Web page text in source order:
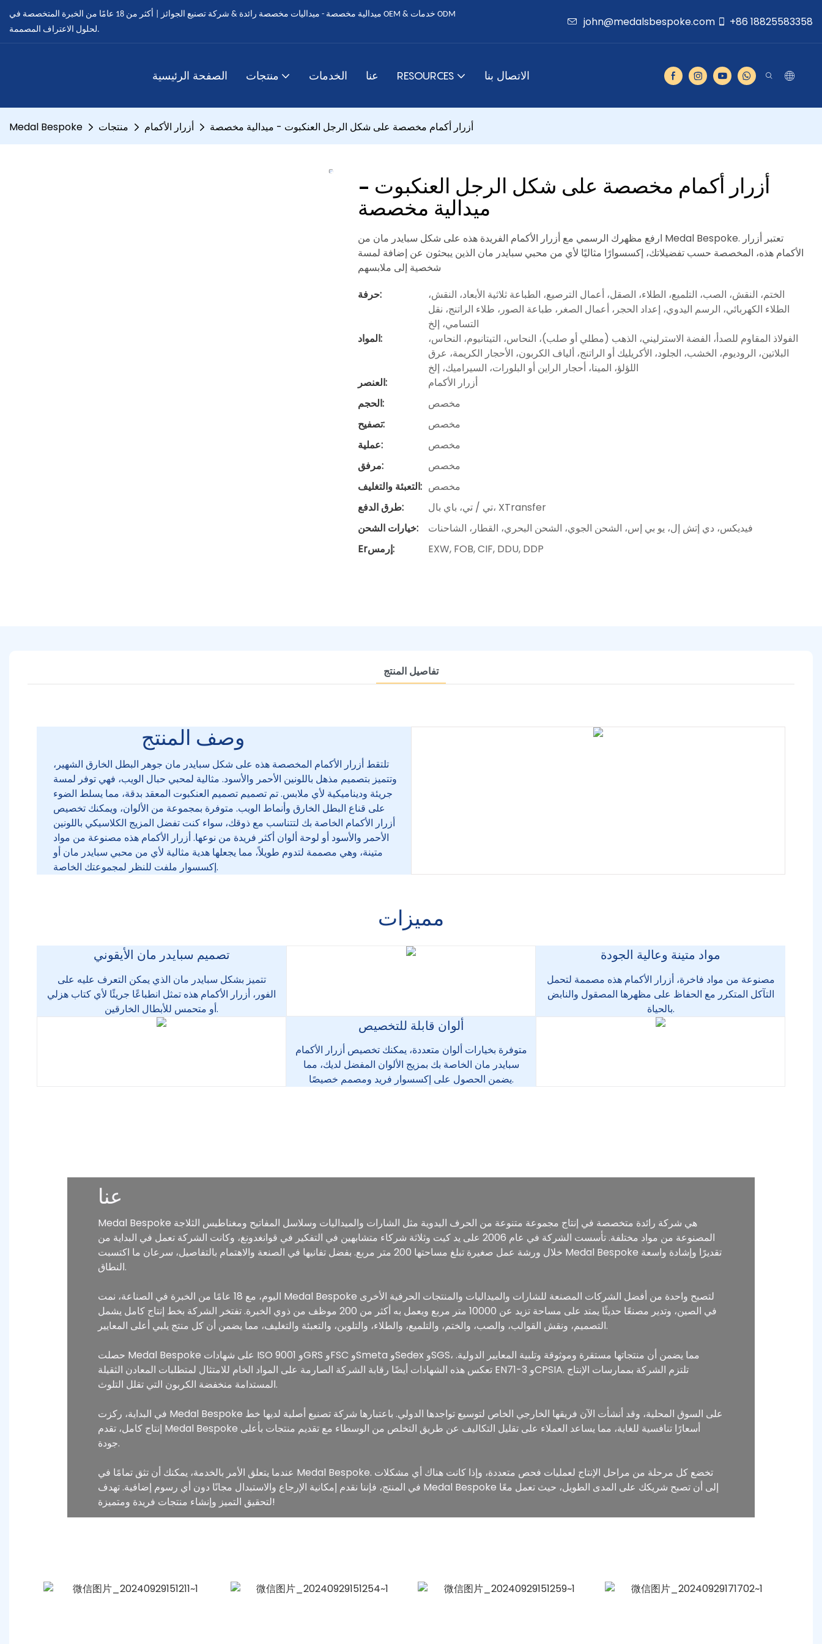
ميدالية مخصصة - ميداليات مخصصة رائدة & شركة تصنيع الجوائز | أكثر من 18 عامًا من الخبرة المتخصصة في OEM & خدمات ODM
لحلول الاعتراف المصممة.
john@medalsbespoke.com +86 18825583358
الصفحة الرئيسية منتجات الخدمات عنا RESOURCES الاتصال بنا
Medal Bespoke منتجات أزرار الأكمام أزرار أكمام مخصصة على شكل الرجل العنكبوت - ميدالية مخصصة
أزرار أكمام مخصصة على شكل الرجل العنكبوت -
ميدالية مخصصة
ارفع مظهرك الرسمي مع أزرار الأكمام الفريدة هذه على شكل سبايدر مان من Medal Bespoke. تعتبر أزرار
الأكمام هذه، المخصصة حسب تفضيلاتك، إكسسوارًا مثاليًا لأي من محبي سبايدر مان الذين يبحثون عن إضافة لمسة
شخصية إلى ملابسهم
حرفة:
الختم، النقش، الصب، التلميع، الطلاء، الصقل، أعمال الترصيع، الطباعة ثلاثية الأبعاد، النقش،
الطلاء الكهربائي، الرسم اليدوي، إعداد الحجر، أعمال الصغر، طباعة الصور، طلاء الراتنج، نقل
التسامي، إلخ
المواد:
الفولاذ المقاوم للصدأ، الفضة الاسترليني، الذهب (مطلي أو صلب)، النحاس، التيتانيوم، النحاس،
البلاتين، الروديوم، الخشب، الجلود، الأكريليك أو الراتنج، ألياف الكربون، الأحجار الكريمة، عرق
اللؤلؤ، المينا، أحجار الراين أو البلورات، السيراميك، إلخ
العنصر:
أزرار الأكمام
الحجم:
مخصص
تصفيح:
مخصص
عملية:
مخصص
مرفق:
مخصص
التعبئة والتغليف: مخصص
طرق الدفع:
تي / تي، باي بال، XTransfer
خيارات الشحن:
فيديكس، دي إتش إل، يو بي إس، الشحن الجوي، الشحن البحري، القطار، الشاحنات
Erإرمس:
EXW, FOB, CIF, DDU, DDP
تفاصيل المنتج
وصف المنتج
تلتقط أزرار الأكمام المخصصة هذه على شكل سبايدر مان جوهر البطل الخارق الشهير،
وتتميز بتصميم مذهل باللونين الأحمر والأسود. مثالية لمحبي حبال الويب، فهي توفر لمسة
جريئة وديناميكية لأي ملابس. تم تصميم تصميم العنكبوت المعقد بدقة، مما يسلط الضوء
على قناع البطل الخارق وأنماط الويب. متوفرة بمجموعة من الألوان، ويمكنك تخصيص
أزرار الأكمام الخاصة بك لتتناسب مع ذوقك، سواء كنت تفضل المزيج الكلاسيكي باللونين
الأحمر والأسود أو لوحة ألوان أكثر فريدة من نوعها. أزرار الأكمام هذه مصنوعة من مواد
متينة، وهي مصممة لتدوم طويلاً، مما يجعلها هدية مثالية لأي من محبي سبايدر مان أو
إكسسوار ملفت للنظر لمجموعتك الخاصة.
مميزات
تصميم سبايدر مان الأيقوني
تتميز بشكل سبايدر مان الذي يمكن التعرف عليه على
الفور، أزرار الأكمام هذه تمثل انطباعًا جريئًا لأي كتاب هزلي
أو متحمس للأبطال الخارقين.
مواد متينة وعالية الجودة
مصنوعة من مواد فاخرة، أزرار الأكمام هذه مصممة لتحمل
التآكل المتكرر مع الحفاظ على مظهرها المصقول والنابض
بالحياة.
ألوان قابلة للتخصيص
متوفرة بخيارات ألوان متعددة، يمكنك تخصيص أزرار الأكمام
سبايدر مان الخاصة بك بمزيج الألوان المفضل لديك، مما
يضمن الحصول على إكسسوار فريد ومصمم خصيصًا.
عنا
Medal Bespoke هي شركة رائدة متخصصة في إنتاج مجموعة متنوعة من الحرف اليدوية مثل الشارات والميداليات وسلاسل المفاتيح ومغناطيس الثلاجة
المصنوعة من مواد مختلفة. تأسست الشركة في عام 2006 على يد كيت وثلاثة شركاء متشابهين في التفكير في قوانغدونغ، وكانت الشركة تعمل في البداية من
خلال ورشة عمل صغيرة تبلغ مساحتها 200 متر مربع. بفضل تفانيها في الصنعة والاهتمام بالتفاصيل، سرعان ما اكتسبت Medal Bespoke تقديرًا وإشادة واسعة
النطاق.
اليوم، مع 18 عامًا من الخبرة في الصناعة، نمت Medal Bespoke لتصبح واحدة من أفضل الشركات المصنعة للشارات والميداليات والمنتجات الحرفية الأخرى
في الصين، وتدير مصنعًا حديثًا يمتد على مساحة تزيد عن 10000 متر مربع ويعمل به أكثر من 200 موظف من ذوي الخبرة. تفتخر الشركة بخط إنتاج كامل يشمل
التصميم، ونقش القوالب، والصب، والختم، والتلميع، والطلاء، والتلوين، والتعبئة والتغليف، مما يضمن أن كل منتج يلبي أعلى المعايير.
حصلت Medal Bespoke على شهادات ISO 9001 وGRS وFSC وSmeta وSedex وSGS، مما يضمن أن منتجاتها مستقرة وموثوقة وتلبية المعايير الدولية.
تعكس هذه الشهادات أيضًا رقابة الشركة الصارمة على المواد الخام للامتثال لمتطلبات المعادن الثقيلة EN71-3 وCPSIA. تلتزم الشركة بممارسات الإنتاج
المستدامة منخفضة الكربون التي تقلل التلوث.
في البداية، ركزت Medal Bespoke على السوق المحلية، وقد أنشأت الآن فريقها الخارجي الخاص لتوسيع تواجدها الدولي. باعتبارها شركة تصنيع أصلية لديها خط
إنتاج كامل، تقدم Medal Bespoke أسعارًا تنافسية للغاية، مما يساعد العملاء على تقليل التكاليف عن طريق التخلص من الوسطاء مع تقديم منتجات بأعلى
جودة.
عندما يتعلق الأمر بالخدمة، يمكنك أن تثق تمامًا في Medal Bespoke. تخضع كل مرحلة من مراحل الإنتاج لعمليات فحص متعددة، وإذا كانت هناك أي مشكلات
في المنتج، فإننا نقدم إمكانية الإرجاع والاستبدال مجانًا دون أي رسوم إضافية. تهدف Medal Bespoke إلى أن تصبح شريكك على المدى الطويل، حيث تعمل معًا
لتحقيق التميز وإنشاء منتجات فريدة ومتميزة!